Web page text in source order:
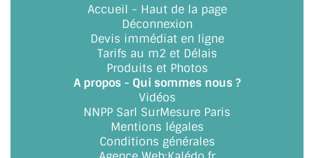
LE CATALOGUE ACCESSOIRES
(STROMBINOSCOPE)
ACCESSOIRES EN PROMOTIONS
EXEMPLES, RÉALISATIONS, INSPIRATIONS
NUANCIER RAL
COMMENT COUPER DU VERRE ?
Accueil - Haut de la page
Déconnexion
Devis immédiat en ligne
Tarifs au m2 et Délais
Produits et Photos
A propos - Qui sommes nous ?
Vidéos
NNPP Sarl SurMesure Paris
Mentions légales
Conditions générales